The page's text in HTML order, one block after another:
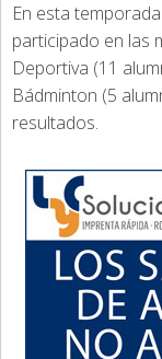
En esta
participado en las
Deportiva (11
Bádminton (5
resultados.